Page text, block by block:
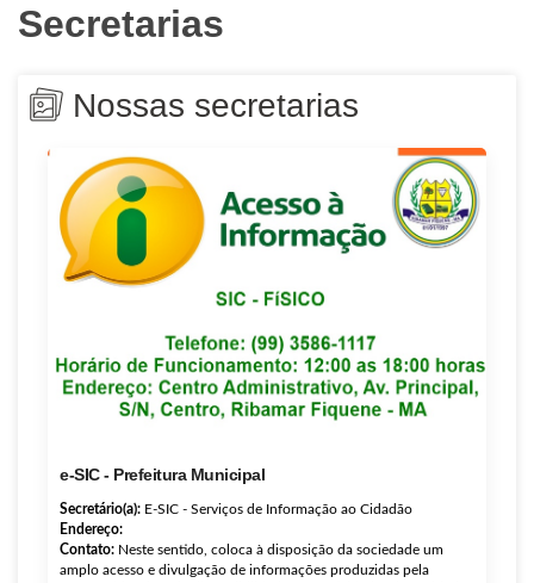
Secretarias
Nossas secretarias
e-SIC - Prefeitura Municipal
Secretário(a): E-SIC - Serviços de Informação ao Cidadão
Endereço:
Contato: Neste sentido, coloca à disposição da sociedade um
amplo acesso e divulgação de informações produzidas pela